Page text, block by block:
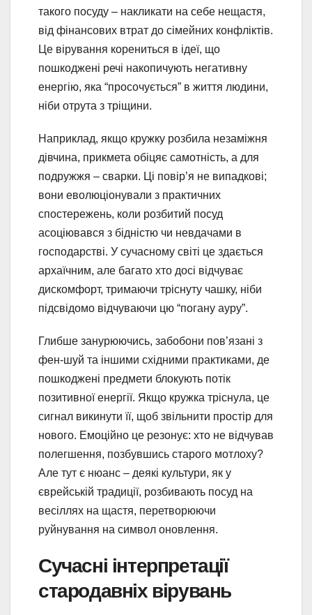
такого посуду – накликати на себе нещастя,
від фінансових втрат до сімейних конфліктів.
Це вірування корениться в ідеї, що
пошкоджені речі накопичують негативну
енергію, яка “просочується” в життя людини,
ніби отрута з тріщини.
Наприклад, якщо кружку розбила незаміжня
дівчина, прикмета обіцяє самотність, а для
подружжя – сварки. Ці повір’я не випадкові;
вони еволюціонували з практичних
спостережень, коли розбитий посуд
асоціювався з бідністю чи невдачами в
господарстві. У сучасному світі це здається
архаїчним, але багато хто досі відчуває
дискомфорт, тримаючи тріснуту чашку, ніби
підсвідомо відчуваючи цю “погану ауру”.
Глибше занурюючись, забобони пов’язані з
фен-шуй та іншими східними практиками, де
пошкоджені предмети блокують потік
позитивної енергії. Якщо кружка тріснула, це
сигнал викинути її, щоб звільнити простір для
нового. Емоційно це резонує: хто не відчував
полегшення, позбувшись старого мотлоху?
Але тут є нюанс – деякі культури, як у
єврейській традиції, розбивають посуд на
весіллях на щастя, перетворюючи
руйнування на символ оновлення.
Сучасні інтерпретації
стародавніх вірувань